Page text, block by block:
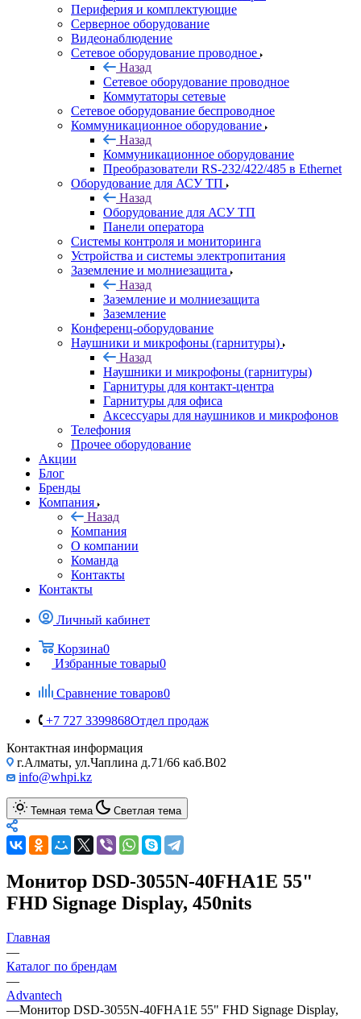
Периферия и комплектующие
Серверное оборудование
Видеонаблюдение
Сетевое оборудование проводное
Назад
Сетевое оборудование проводное
Коммутаторы сетевые
Сетевое оборудование беспроводное
Коммуникационное оборудование
Назад
Коммуникационное оборудование
Преобразователи RS-232/422/485 в Ethernet
Оборудование для АСУ ТП
Назад
Оборудование для АСУ ТП
Панели оператора
Системы контроля и мониторинга
Устройства и системы электропитания
Заземление и молниезащита
Назад
Заземление и молниезащита
Заземление
Конференц-оборудование
Наушники и микрофоны (гарнитуры)
Назад
Наушники и микрофоны (гарнитуры)
Гарнитуры для контакт-центра
Гарнитуры для офиса
Аксессуары для наушников и микрофонов
Телефония
Прочее оборудование
Акции
Блог
Бренды
Компания
Назад
Компания
О компании
Команда
Контакты
Контакты
Личный кабинет
Корзина0
Избранные товары0
Сравнение товаров0
+7 727 3399868Отдел продаж
Контактная информация
г.Алматы, ул.Чаплина д.71/66 каб.B02
info@whpi.kz
Темная тема Светлая тема
Монитор DSD-3055N-40FHA1E 55"
FHD Signage Display, 450nits
Главная
—
Каталог по брендам
—
Advantech
—Монитор DSD-3055N-40FHA1E 55" FHD Signage Display,